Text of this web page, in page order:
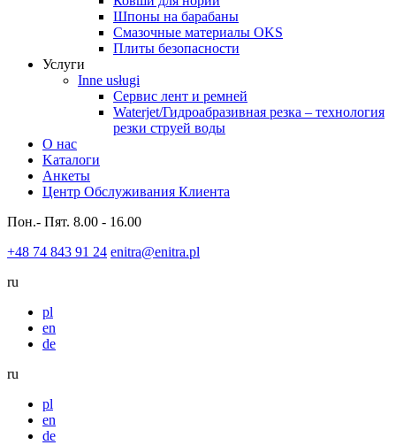
Шпоны на барабаны
Смазочные материалы OKS
Плиты безопасности
Услуги
Inne usługi
Сервис лент и ремней
Waterjet/Гидроабразивная резка – технология
резки струей воды
О нас
Kaталоги
Анкеты
Центр Обслуживания Клиента
Пон.- Пят. 8.00 - 16.00
+48 74 843 91 24 enitra@enitra.pl
ru
pl
en
de
ru
pl
en
de